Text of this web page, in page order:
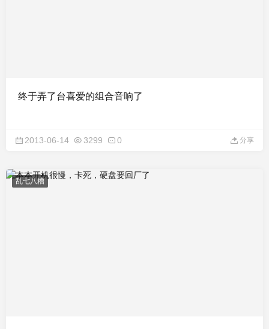
终于弄了台喜爱的组合音响了
2013-06-14 3299 0 分享
乱七八糟